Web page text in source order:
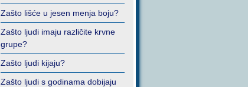
Zašto lišće u jesen menja boju?
Zašto ljudi imaju različite krvne
grupe?
Zašto ljudi kijaju?
Zašto ljudi s godinama dobijaju